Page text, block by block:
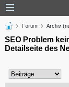
Forum Archiv
SEO Problem
Detailseite des